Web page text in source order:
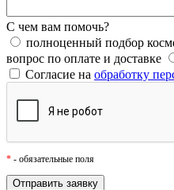
С чем вам помочь?
полноценный подбор
вопрос по оплате и доставке
Согласие на обработку
* - обязательные поля